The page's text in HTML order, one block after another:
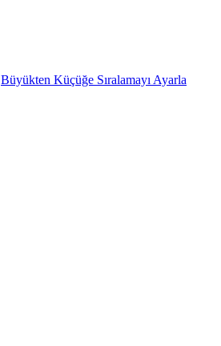
Büyükten Küçüğe Sıralamayı Ayarla